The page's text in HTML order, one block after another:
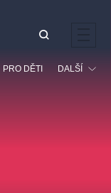
PRO DĚTI DALŠÍ